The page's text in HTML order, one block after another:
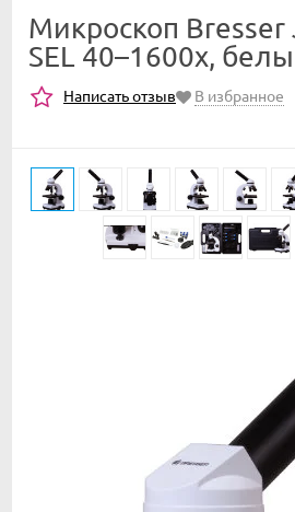
Микроскоп Bresser
SEL 40–1600x,
Написать отзыв В избранное